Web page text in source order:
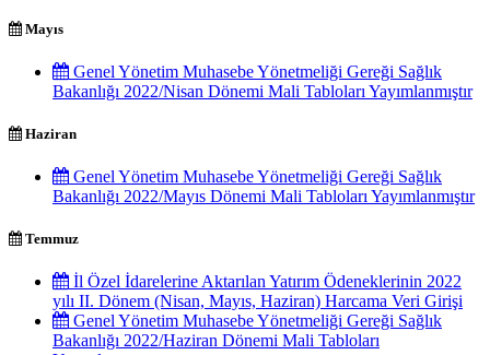
Mayıs
Genel Yönetim Muhasebe Yönetmeliği Gereği Sağlık
Bakanlığı 2022/Nisan Dönemi Mali Tabloları Yayımlanmıştır
Haziran
Genel Yönetim Muhasebe Yönetmeliği Gereği Sağlık
Bakanlığı 2022/Mayıs Dönemi Mali Tabloları Yayımlanmıştır
Temmuz
İl Özel İdarelerine Aktarılan Yatırım Ödeneklerinin 2022
yılı II. Dönem (Nisan, Mayıs, Haziran) Harcama Veri Girişi
Genel Yönetim Muhasebe Yönetmeliği Gereği Sağlık
Bakanlığı 2022/Haziran Dönemi Mali Tabloları